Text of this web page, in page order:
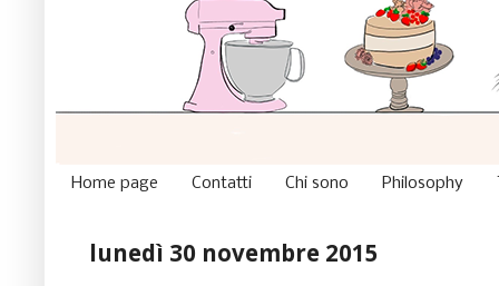
Home page Contatti Chi sono Philosophy
lunedì 30 novembre 2015